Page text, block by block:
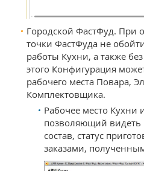
Городской ФастФуд. При
точки ФастФуда не
работы Кухни, а также
этого Конфигурация
рабочего места Повара,
Комплектовщика.
Рабочее место Кухни
позволяющий видеть
состав, статус
заказами,